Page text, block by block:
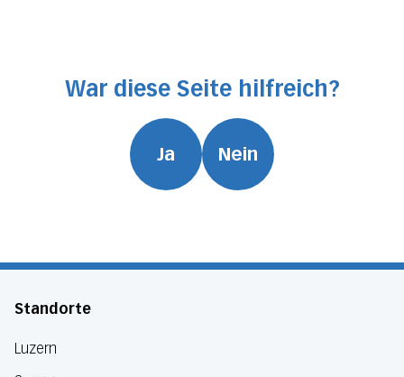
War diese Seite hilfreich?
Ja Nein
Standorte
Luzern